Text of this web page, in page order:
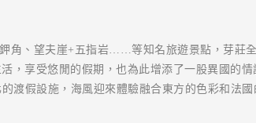
角、望夫崖+五指岩……等知名旅遊景點，芽莊
，享受悠閒的假期，也為此增添了一股異國的
渡假設施，海風迎來體驗融合東方的色彩和法